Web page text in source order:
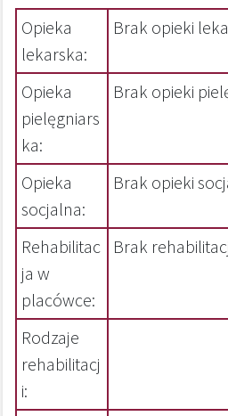
Opieka
lekarska:
Brak opieki
Opieka
pielęgniars
ka:
Brak opieki
Opieka
socjalna:
Brak opieki
Rehabilitac
ja w
placówce:
Brak
Rodzaje
rehabilitacj
i: